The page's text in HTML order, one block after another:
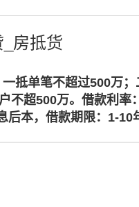
房抵货
一抵单笔不超过500万
不超500万。借款利率
后本， 借款期限：1-10